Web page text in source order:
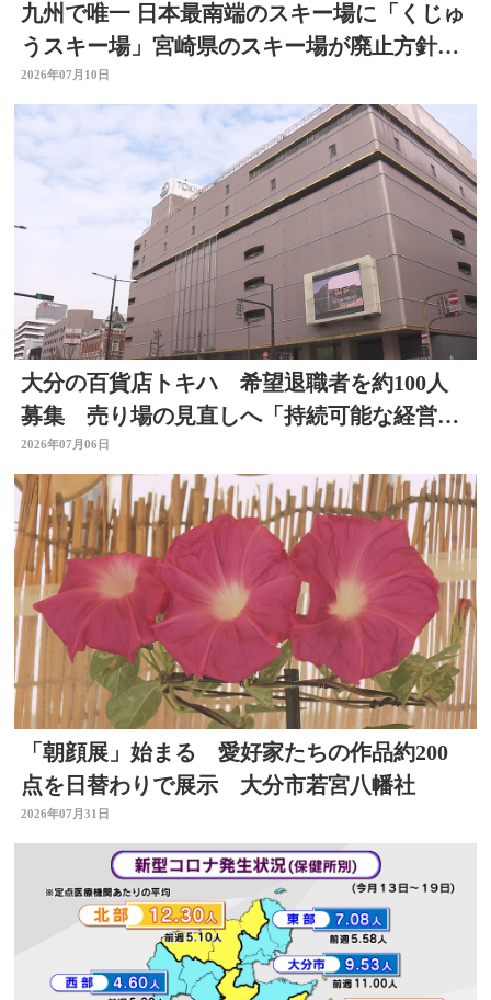
九州で唯一 日本最南端のスキー場に「くじゅ
うスキー場」宮崎県のスキー場が廃止方針
で 大分
2026年07月10日
大分の百貨店トキハ 希望退職者を約100人
募集 売り場の見直しへ「持続可能な経営体
制構築のため」
2026年07月06日
「朝顔展」始まる 愛好家たちの作品約200
点を日替わりで展示 大分市若宮八幡社
2026年07月31日